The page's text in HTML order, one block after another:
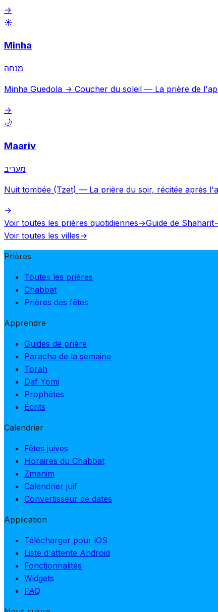
→
☀️
Minha
מנחה
Minha Guedola → Coucher du soleil — La prière de
→
🌙
Maariv
מעריב
Nuit tombée (Tzet) — La prière du soir, récitée après
→
Voir toutes les prières quotidiennes→Guide de Shaharit
Voir toutes les villes→
Prières
Toutes les prières
Chabbat
Prières des fêtes
Apprendre
Guides de prière
Paracha de la semaine
Torah
Daf Yomi
Prophètes
Écrits
Calendrier
Fêtes juives
Horaires du Chabbat
Zmanim
Calendrier juif
Convertisseur de dates
Application
Télécharger pour iOS
Liste d'attente Android
Fonctionnalités
Widgets
FAQ